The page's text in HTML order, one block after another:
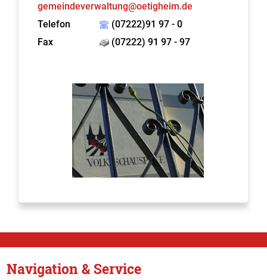
gemeindeverwaltung@oetigheim.de
Telefon
(07222)91 97 - 0
Fax
(07222) 91 97 - 97
Navigation & Service